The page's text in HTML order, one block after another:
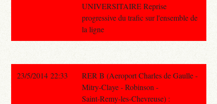
UNIVERSITAIRE Reprise
progressive du trafic sur l'ensemble de
la ligne
23/5/2014 22:33
RER B (Aeroport Charles de Gaulle -
Mitry-Claye - Robinson -
Saint-Remy-les-Chevreuse) :